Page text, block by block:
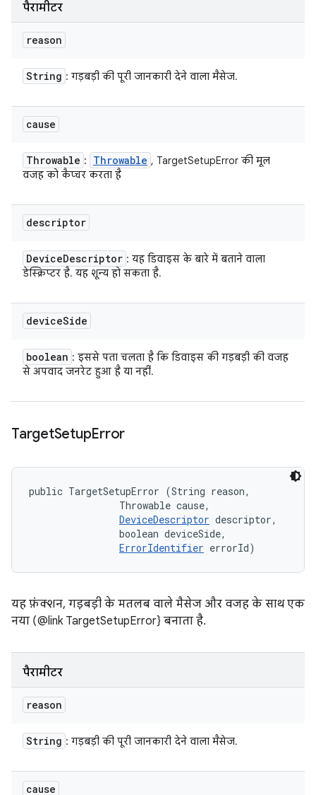
पैरामीटर
reason
String : गड़बड़ी की पूरी जानकारी देने वाला मैसेज.
cause
Throwable : Throwable , TargetSetupError की मूल
वजह को कैप्चर करता है
descriptor
DeviceDescriptor : यह डिवाइस के बारे में बताने वाला
डेस्क्रिप्टर है. यह शून्य हो सकता है.
deviceSide
boolean : इससे पता चलता है कि डिवाइस की गड़बड़ी की वजह
से अपवाद जनरेट हुआ है या नहीं.
TargetSetupError
public TargetSetupError (String reason,
                Throwable cause,
DeviceDescriptor descriptor,
                boolean deviceSide,
ErrorIdentifier errorId)
यह फ़ंक्शन, गड़बड़ी के मतलब वाले मैसेज और वजह के साथ एक
नया (@link TargetSetupError} बनाता है.
पैरामीटर
reason
String : गड़बड़ी की पूरी जानकारी देने वाला मैसेज.
cause